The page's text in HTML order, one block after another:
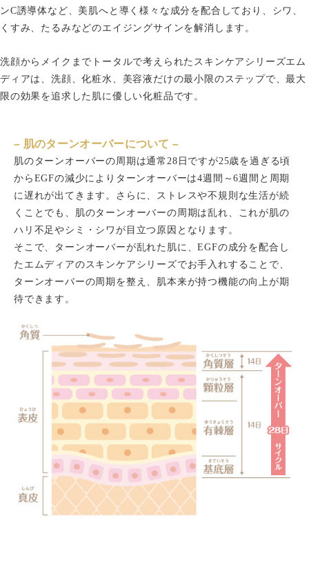
ンC誘導体など、美肌へと導く様々な成分を配合しており、シワ、
くすみ、たるみなどのエイジングサインを解消します。
洗顔からメイクまでトータルで考えられたスキンケアシリーズエム
ディアは、洗顔、化粧水、美容液だけの最小限のステップで、最大
限の効果を追求した肌に優しい化粧品です。
– 肌のターンオーバーについて –
肌のターンオーバーの周期は通常28日ですが25歳を過ぎる頃
からEGFの減少によりターンオーバーは4週間～6週間と周期
に遅れが出てきます。さらに、ストレスや不規則な生活が続
くことでも、肌のターンオーバーの周期は乱れ、これが肌の
ハリ不足やシミ・シワが目立つ原因となります。
そこで、ターンオーバーが乱れた肌に、EGFの成分を配合し
たエムディアのスキンケアシリーズでお手入れすることで、
ターンオーバーの周期を整え、肌本来が持つ機能の向上が期
待できます。